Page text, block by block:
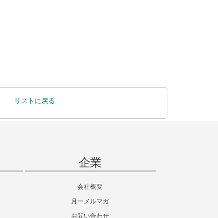
リストに戻る
企業
会社概要
月一メルマガ
お問い合わせ